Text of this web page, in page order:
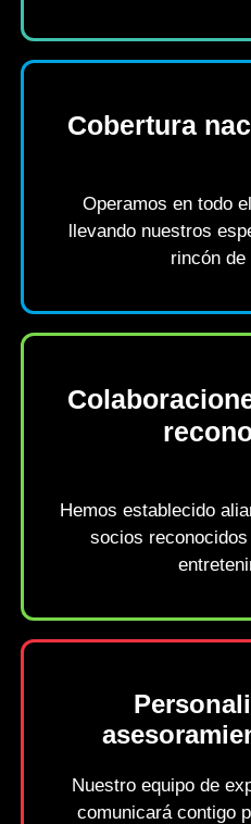
Cobertura
Operamos en todo
llevando nuestros
rincón de
Hemos establecido
socios
Nuestro equipo de
comunicará contigo